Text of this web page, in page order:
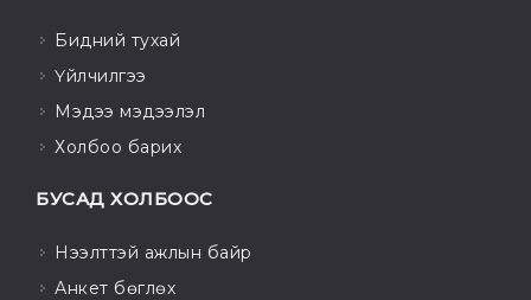
Бидний тухай
Үйлчилгээ
Мэдээ мэдээлэл
Холбоо барих
БУСАД ХОЛБООС
Нээлттэй ажлын байр
Анкет бөглөх